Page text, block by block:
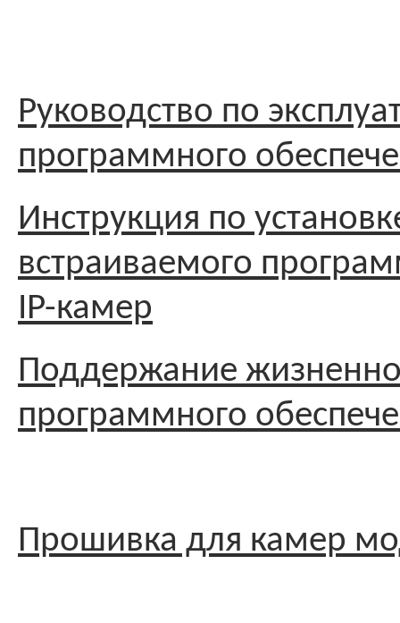
Руководство по
программного
Инструкция по
встраиваемого
IP-камер
Поддержание
программного
Прошивка для камер